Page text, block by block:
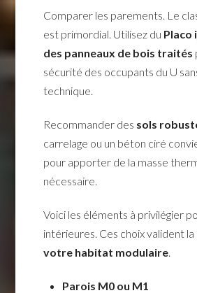
Comparer les parements. Le
est primordial. Utilisez du Placo
des panneaux de bois traités
sécurité des occupants du U
technique.
Recommander des sols
carrelage ou un béton ciré
pour apporter de la masse
nécessaire.
Voici les éléments à privilégier
intérieures. Ces choix valident la
votre habitat modulaire
Parois M0 ou M1